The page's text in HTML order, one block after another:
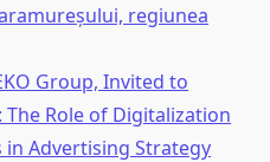
regiunea
Group, Invited to
Role of Digitalization
Advertising Strategy